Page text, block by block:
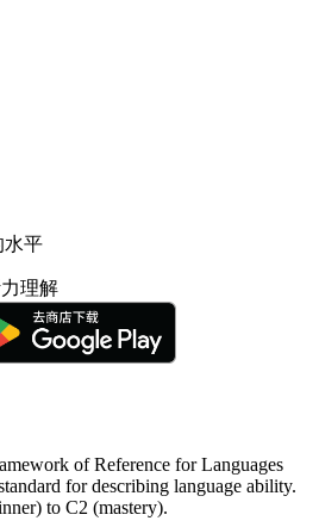
水平
理解
of Reference for Languages
for describing language ability.
to C2 (mastery).